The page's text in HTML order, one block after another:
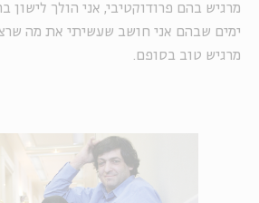
מרגיש בהם פרודוקטיבי, אני הולך לישון
ימים שבהם אני חושב שעשיתי את מה
מרגיש טוב בסופם.